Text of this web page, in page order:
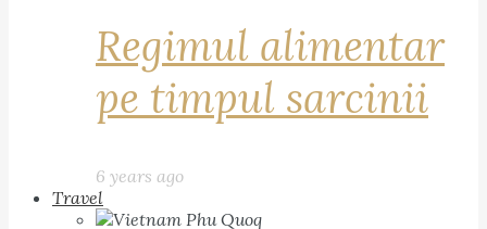
Regimul alimentar
pe timpul sarcinii
6 years ago
Travel